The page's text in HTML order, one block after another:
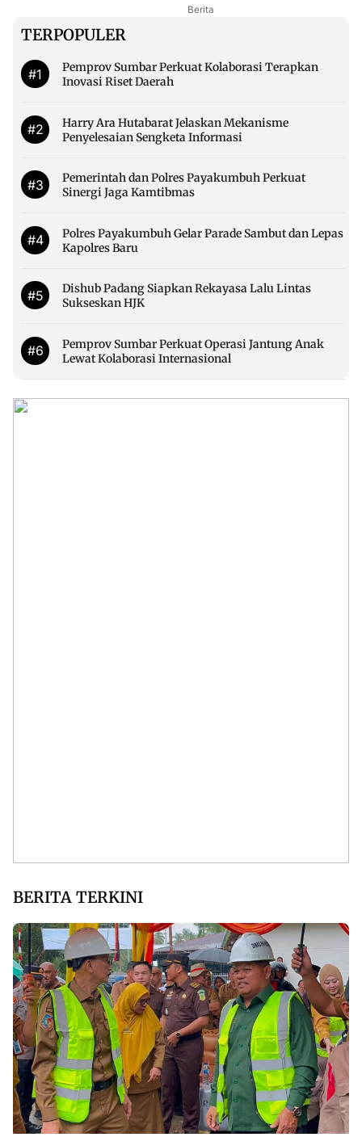
Berita
TERPOPULER
#1
Pemprov Sumbar Perkuat Kolaborasi Terapkan
Inovasi Riset Daerah
#2
Harry Ara Hutabarat Jelaskan Mekanisme
Penyelesaian Sengketa Informasi
#3
Pemerintah dan Polres Payakumbuh Perkuat
Sinergi Jaga Kamtibmas
#4
Polres Payakumbuh Gelar Parade Sambut dan Lepas
Kapolres Baru
#5
Dishub Padang Siapkan Rekayasa Lalu Lintas
Sukseskan HJK
#6
Pemprov Sumbar Perkuat Operasi Jantung Anak
Lewat Kolaborasi Internasional
BERITA TERKINI